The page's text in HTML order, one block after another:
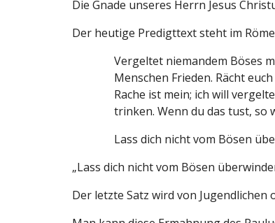
Die Gnade unseres Herrn Jesus
Der heutige Predigttext steht im
Vergeltet niemandem Böses
Menschen Frieden. Rächt
Rache ist mein; ich will
trinken. Wenn du das tust, so
Lass dich nicht vom Bösen
„Lass dich nicht vom Bösen
Der letzte Satz wird von